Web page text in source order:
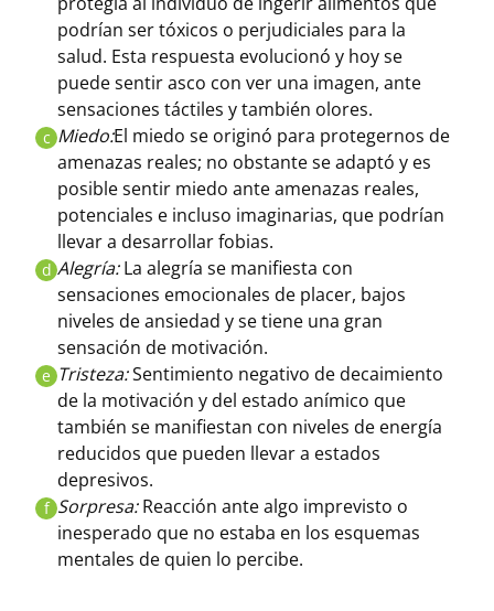
podrían ser tóxicos o perjudiciales para la
salud. Esta respuesta evolucionó y hoy se
puede sentir asco con ver una imagen, ante
sensaciones táctiles y también olores.
c Miedo:El miedo se originó para protegernos de
amenazas reales; no obstante se adaptó y es
posible sentir miedo ante amenazas reales,
potenciales e incluso imaginarias, que podrían
llevar a desarrollar fobias.
d Alegría:La alegría se manifiesta con
sensaciones emocionales de placer, bajos
niveles de ansiedad y se tiene una gran
sensación de motivación.
e Tristeza:Sentimiento negativo de decaimiento
de la motivación y del estado anímico que
también se manifiestan con niveles de energía
reducidos que pueden llevar a estados
depresivos.
f Sorpresa:Reacción ante algo imprevisto o
inesperado que no estaba en los esquemas
mentales de quien lo percibe.